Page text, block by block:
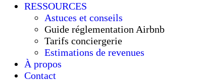
RESSOURCES
Astuces et conseils
Guide réglementation Airbnb
Tarifs conciergerie
Estimations de revenues
À propos
Contact